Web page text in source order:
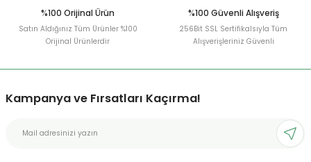
%100 Orijinal Ürün
Satın Aldığınız Tüm Ürünler %100
Orijinal Ürünlerdir
%100 Güvenli Alışveriş
256Bit SSL Sertifikalsıyla Tüm
Alışverişleriniz Güvenli
Kampanya ve Fırsatları Kaçırma!